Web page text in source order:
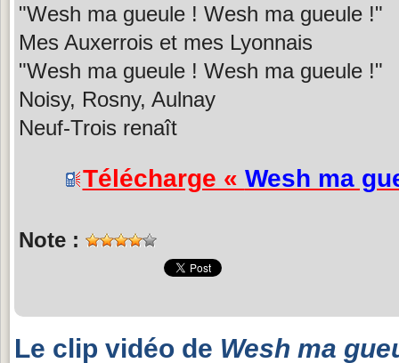
"Wesh ma gueule ! Wesh ma gueule !"
Mes Auxerrois et mes Lyonnais
"Wesh ma gueule ! Wesh ma gueule !"
Noisy, Rosny, Aulnay
Neuf-Trois renaît
Télécharge « Wesh ma
Note :
Le clip vidéo de Wesh ma